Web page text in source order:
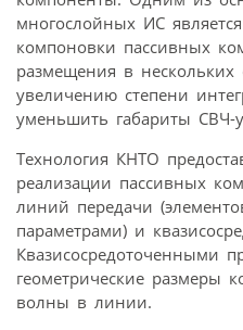
многослойных ИС
компоновки пассивных
размещения в нескольких
увеличению степени
уменьшить габариты СВЧ-
Технология КНТО
реализации пассивных
линий передачи
параметрами) и
Квазисосредоточенными
геометрические
волны в линии.